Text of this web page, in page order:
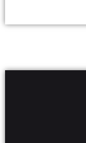
Du erhältst von